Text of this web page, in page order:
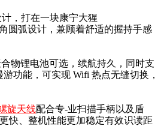
，打在一块康宁大猩
圆弧设计，兼顾着舒适的握持手感
物锂电池可选，续航持久，同时支
功能，可实现 Wifi 热点无缝切换，
旋天线配合专-业扫描手柄以及盾
快、整机性能更加稳定有效识读距